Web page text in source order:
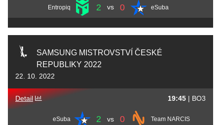
Entropiq 2 vs 0 eSuba
SAMSUNG MISTROVSTVÍ ČESKÉ
REPUBLIKY 2022
22. 10. 2022
Detail
eSuba 2 vs 0 Team NARCIS
19:45 | BO3